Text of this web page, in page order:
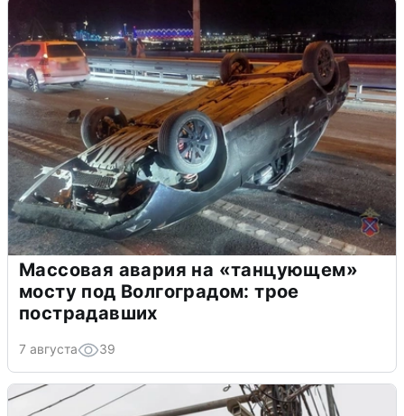
Массовая авария на «танцующем»
мосту под Волгоградом: трое
пострадавших
7 августа 39